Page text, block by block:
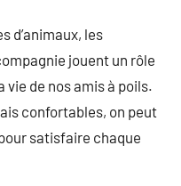
d’animaux, les
jouent un rôle
vie de nos amis à poils.
confortables, on peut
satisfaire chaque